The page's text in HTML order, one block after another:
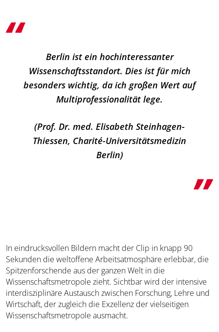
Berlin ist ein hochinteressanter
Wissenschaftsstandort. Dies ist für mich
besonders wichtig, da ich großen Wert auf
Multiprofessionalität lege.
(Prof. Dr. med. Elisabeth Steinhagen-
Thiessen, Charité-Universitätsmedizin
Berlin)
In eindrucksvollen Bildern macht der Clip in knapp 90
Sekunden die weltoffene Arbeitsatmosphäre erlebbar, die
Spitzenforschende aus der ganzen Welt in die
Wissenschaftsmetropole zieht. Sichtbar wird der intensive
interdisziplinäre Austausch zwischen Forschung, Lehre und
Wirtschaft, der zugleich die Exzellenz der vielseitigen
Wissenschaftsmetropole ausmacht.